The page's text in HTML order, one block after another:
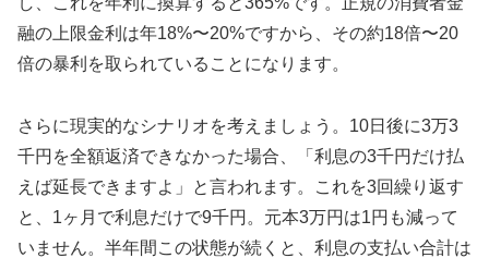
融の上限金利は年18%〜20%ですから、その約18倍〜20
倍の暴利を取られていることになります。
さらに現実的なシナリオを考えましょう。10日後に3万3
千円を全額返済できなかった場合、「利息の3千円だけ払
えば延長できますよ」と言われます。これを3回繰り返す
と、1ヶ月で利息だけで9千円。元本3万円は1円も減って
いません。半年間この状態が続くと、利息の支払い合計は